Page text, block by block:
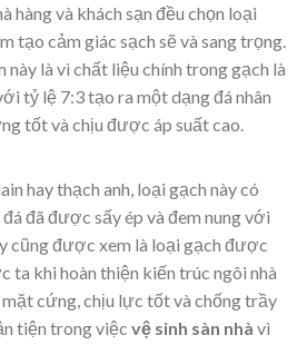
hàng và khách sạn đều chọn loại
tạo cảm giác sạch sẽ và sang trọng.
này là vì chất liệu chính trong gạch là
tỷ lệ 7:3 tạo ra một dạng đá nhân
tốt và chịu được áp suất cao.
hay thạch anh, loại gạch này có
đã được sấy ép và đem nung với
cũng được xem là loại gạch được
ta khi hoàn thiện kiến trúc ngôi nhà
cứng, chịu lực tốt và chống trầy
tiện trong việc vệ sinh sàn nhà vì